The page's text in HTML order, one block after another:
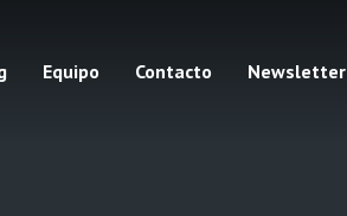
Equipo Contacto Newsletter